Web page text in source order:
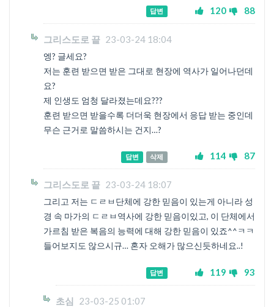
120 88
답변
그리스도로 끝 23-03-24 18:04
엥? 글세요?
저는 훈련 받으면 받은 그대로 현장에 역사가 일어나던데
요?
제 인생도 엄청 달라졌는데요???
훈련 받으면 받을수록 더더욱 현장에서 응답 받는 중인데
무슨 근거로 말씀하시는 건지…?
114 87
답변 삭제
그리스도로 끝 23-03-24 18:07
그리고 저는 ㄷㄹㅂ단체에 강한 믿음이 있는게 아니라 성
경 속 마가의 ㄷㄹㅂ역사에 강한 믿음이있고, 이 단체에서
가르침 받은 복음의 능력에 대해 강한 믿음이 있죠^^ㅋㅋ
들어보지도 않으시규… 혼자 오해가 많으신듯하네요..!
119 93
답변
초심 23-03-25 01:07